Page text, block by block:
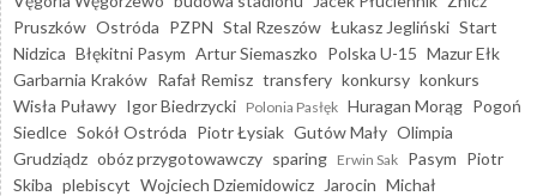
Pruszków Ostróda PZPN Stal Rzeszów Łukasz Jegliński Start
Nidzica Błękitni Pasym Artur Siemaszko Polska U-15 Mazur Ełk
Garbarnia Kraków Rafał Remisz transfery konkursy konkurs
Wisła Puławy Igor Biedrzycki Polonia Pasłęk Huragan Morąg Pogoń
Siedlce Sokół Ostróda Piotr Łysiak Gutów Mały Olimpia
Grudziądz obóz przygotowawczy sparing Erwin Sak Pasym Piotr
Skiba plebiscyt Wojciech Dziemidowicz Jarocin Michał